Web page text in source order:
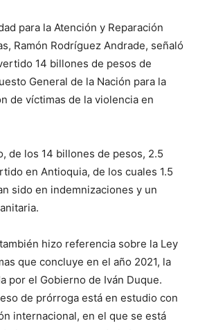
para la Atención y Reparación
Ramón Rodríguez Andrade, señaló
14 billones de pesos de
General de la Nación para la
de víctimas de la violencia en
de los 14 billones de pesos, 2.5
en Antioquia, de los cuales 1.5
sido en indemnizaciones y un
hizo referencia sobre la Ley
que concluye en el año 2021, la
por el Gobierno de Iván Duque.
de prórroga está en estudio con
internacional, en el que se está